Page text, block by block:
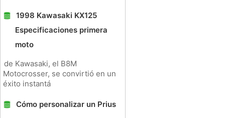
1998 Kawasaki KX125
Especificaciones primera
moto
de Kawasaki, el B8M
Motocrosser, se convirtió en un
éxito instantá
Cómo personalizar un Prius